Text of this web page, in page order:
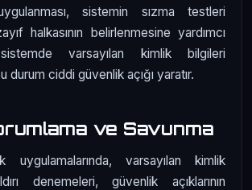
sistemin sızma testleri
halkasının belirlenmesine yardımcı
varsayılan kimlik bilgileri
durum ciddi güvenlik açığı yaratır.
ve Savunma
uygulamalarında, varsayılan kimlik
denemeleri, güvenlik açıklarının